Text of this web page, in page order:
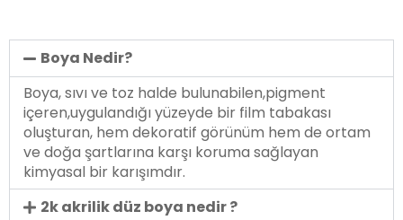
Boya Nedir?
Boya, sıvı ve toz halde bulunabilen,pigment
içeren,uygulandığı yüzeyde bir film tabakası
oluşturan, hem dekoratif görünüm hem de ortam
ve doğa şartlarına karşı koruma sağlayan
kimyasal bir karışımdır.
2k akrilik düz boya nedir ?